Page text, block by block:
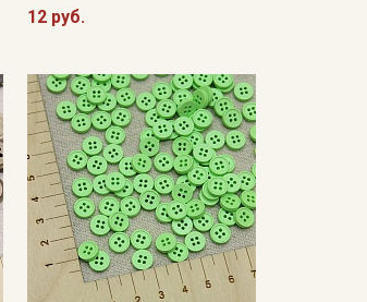
12 руб.